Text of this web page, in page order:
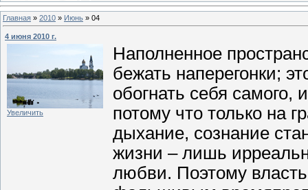
Главная » 2010 » Июнь » 04
4 июня 2010 г.
Увеличить
Наполненное
бежать наперегонки;
обогнать себя самого,
потому что только на
дыхание, сознание
жизни – лишь
любви. Поэтому